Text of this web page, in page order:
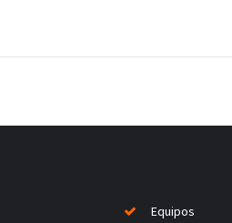
Equipos